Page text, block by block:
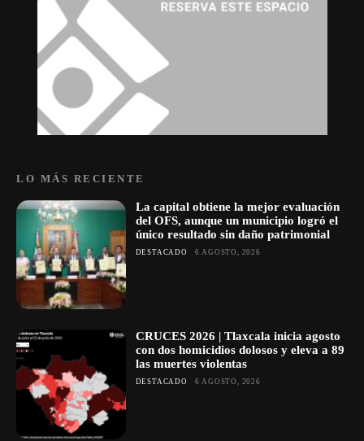
LO MÁS RECIENTE
La capital obtiene la mejor evaluación
del OFS, aunque un municipio logró el
único resultado sin daño patrimonial
DESTACADO 6 AGOSTO, 2026
CRUCES 2026 | Tlaxcala inicia agosto
con dos homicidios dolosos y eleva a 89
las muertes violentas
DESTACADO 6 AGOSTO, 2026